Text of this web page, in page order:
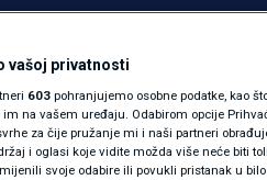
MAGAZIN
KOLUMNE
N1(DIS)INFO
na
76
vašoj privatnosti
603 pohranjujemo osobne podatke, kao
na vašem uređaju. Odabirom opcije
za čije pružanje mi i naši partneri
i oglasi koje vidite možda više neće biti
svoje odabire ili povukli pristanak u